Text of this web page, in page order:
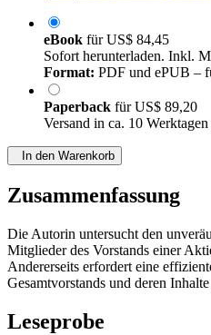
eBook fürUS$ 84,45
Sofort herunterladen. Inkl.
Format: PDF und ePUB –
Paperback fürUS$ 89,20
Versand in ca. 10
In den Warenkorb
Zusammenfassung
Die Autorin untersucht den
Mitglieder des Vorstands einer
Andererseits erfordert eine
Gesamtvorstands und deren
Leseprobe